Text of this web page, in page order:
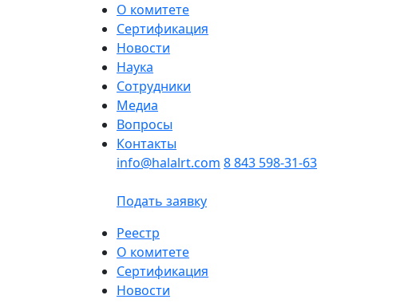
О комитете
Сертификация
Новости
Наука
Сотрудники
Медиа
Вопросы
Контакты
info@halalrt.com 8 843 598-31-63
Подать заявку
Реестр
О комитете
Сертификация
Новости